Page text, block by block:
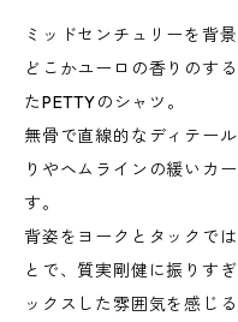
ミッドセンチュリーを背
どこかユーロの香りのす
たPETTYのシャツ。
無骨で直線的なディテー
りやヘムラインの緩いカ
す。
背姿をヨークとタックで
とで、質実剛健に振りす
ックスした雰囲気を感じる